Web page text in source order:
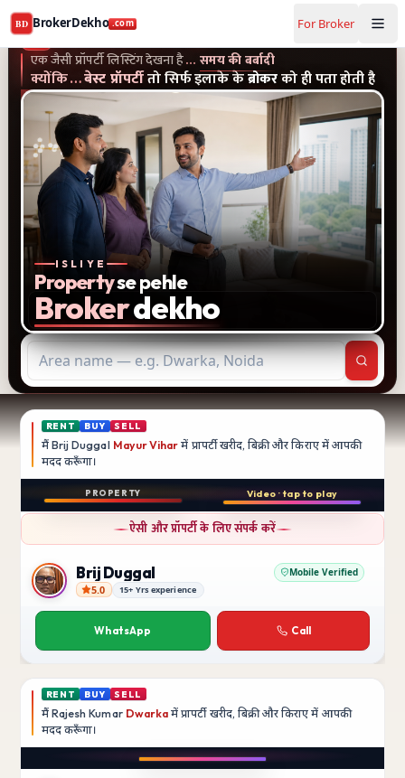
BD BrokerDekho .com For Broker
Buy and rent property in Noida — mobile-verified brokers
BrokerDekho
एक जैसी प्रॉपर्टी लिस्टिंग देखना है… समय की बर्बादी
क्योंकि…बेस्ट प्रॉपर्टीतो सिर्फ इलाके केब्रोकरको ही पता होती है
एक जैसी प्रॉपर्टी लिस्टिंग और पुराने विज्ञापन देखना है...समय की बर्बादी
ISLIYE
Propertyse pehle
Brokerdekho
RENT BUY SELL
मैं Brij Duggal Mayur Vihar में प्रापर्टी खरीद, बिक्री और किराए में आपकी
मददकरूँगा।
PROPERTY
बिक्री
3 BHK
Mayur Vihar
₹1.5 Crore
Video · tap to play
Instagram
ऐसी और प्रॉपर्टी के लिए संपर्क करें
Brij Duggal
Brij Duggal Mobile Verified
5.0 15+ Yrs experience
WhatsApp Call
RENT BUY SELL
मैं Rajesh Kumar Dwarka में प्रापर्टी खरीद, बिक्री और किराए में आपकी
मददकरूँगा।